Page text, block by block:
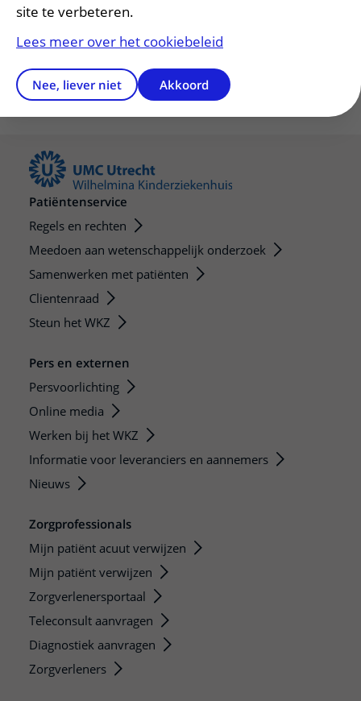
Patiëntenservice
Regels en rechten
Meedoen aan wetenschappelijk onderzoek
Samenwerken met patiënten
Clientenraad
Steun het WKZ
Pers en externen
Persvoorlichting
Online media
Werken bij het WKZ
Informatie voor leveranciers en aannemers
Nieuws
Zorgprofessionals
Mijn patiënt acuut verwijzen
Mijn patiënt verwijzen
Zorgverlenersportaal
Teleconsult aanvragen
Diagnostiek aanvragen
Zorgverleners
site te verbeteren.
Lees meer over het cookiebeleid
Nee, liever niet Akkoord